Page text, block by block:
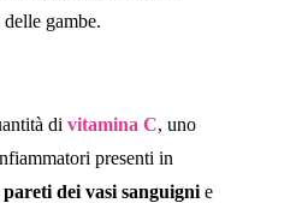
gambe.
di vitamina C, uno
presenti in
dei vasi sanguigni e